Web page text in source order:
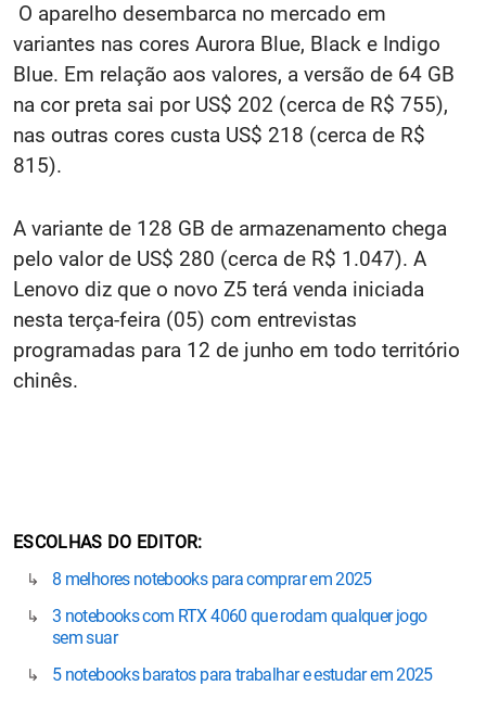
O aparelho desembarca no mercado em
variantes nas cores Aurora Blue, Black e Indigo
Blue. Em relação aos valores, a versão de 64 GB
na cor preta sai por US$ 202 (cerca de R$ 755),
nas outras cores custa US$ 218 (cerca de R$
815).
A variante de 128 GB de armazenamento chega
pelo valor de US$ 280 (cerca de R$ 1.047). A
Lenovo diz que o novo Z5 terá venda iniciada
nesta terça-feira (05) com entrevistas
programadas para 12 de junho em todo território
chinês.
ESCOLHAS DO EDITOR
8 melhores notebooks para comprar em 2025
3 notebooks com RTX 4060 que rodam qualquer jogo
sem suar
5 notebooks baratos para trabalhar e estudar em 2025